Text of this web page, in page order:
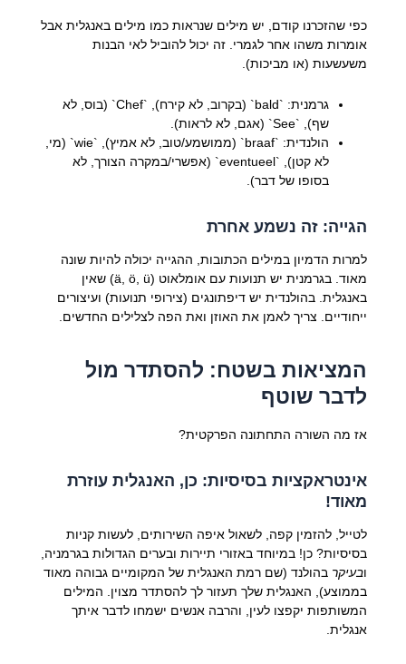
כפי שהזכרנו קודם, יש מילים שנראות כמו מילים באנגלית אבל
אומרות משהו אחר לגמרי. זה יכול להוביל לאי הבנות
משעשעות (או מביכות).
גרמנית: `bald` (בקרוב, לא קירח), `Chef` (בוס, לא
שף), `See` (אגם, לא לראות).
הולנדית: `braaf` (ממושמע/טוב, לא אמיץ), `wie` (מי,
לא קטן), `eventueel` (אפשרי/במקרה הצורך, לא
בסופו של דבר).
הגייה: זה נשמע אחרת
למרות הדמיון במילים הכתובות, ההגייה יכולה להיות שונה
מאוד. בגרמנית יש תנועות עם אומלאוט (ä, ö, ü) שאין
באנגלית. בהולנדית יש דיפתונגים (צירופי תנועות) ועיצורים
ייחודיים. צריך לאמן את האוזן ואת הפה לצלילים החדשים.
המציאות בשטח: להסתדר מול
לדבר שוטף
אז מה השורה התחתונה הפרקטית?
אינטראקציות בסיסיות: כן, האנגלית עוזרת
מאוד!
לטייל, להזמין קפה, לשאול איפה השירותים, לעשות קניות
בסיסיות? כן! במיוחד באזורי תיירות ובערים הגדולות בגרמניה,
ובעיקר בהולנד (שם רמת האנגלית של המקומיים גבוהה מאוד
בממוצע), האנגלית שלך תעזור לך להסתדר מצוין. המילים
המשותפות יקפצו לעין, והרבה אנשים ישמחו לדבר איתך
אנגלית.